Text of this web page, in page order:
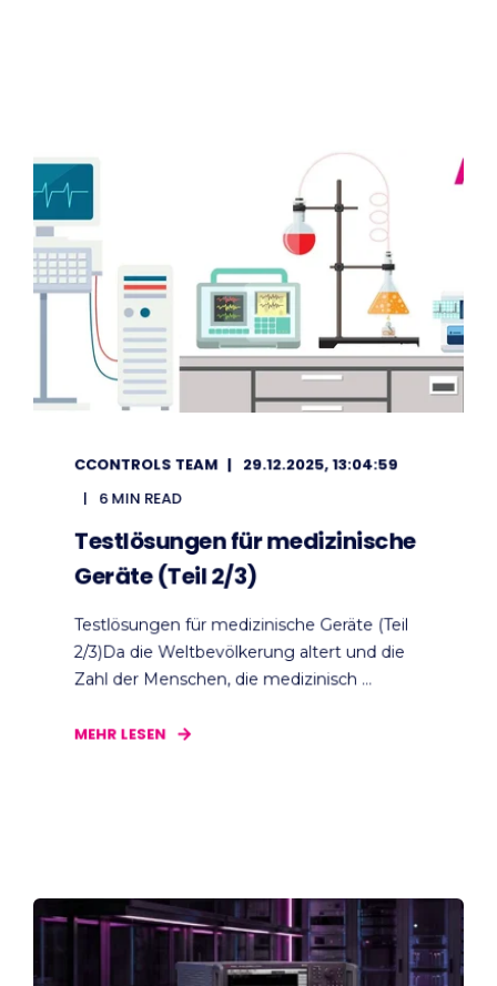
CCONTROLS TEAM
29.12.2025, 13:04:59
6 MIN READ
Testlösungen für medizinische
Geräte (Teil 2/3)
Testlösungen für medizinische Geräte (Teil
2/3)Da die Weltbevölkerung altert und die
Zahl der Menschen, die medizinisch ...
MEHR LESEN